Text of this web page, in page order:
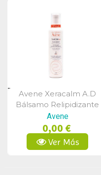
Vista Rápida
Avene Xeracalm A.d
Bálsamo Relipidizante
400ml
Avene
0,00 €
Ver Más